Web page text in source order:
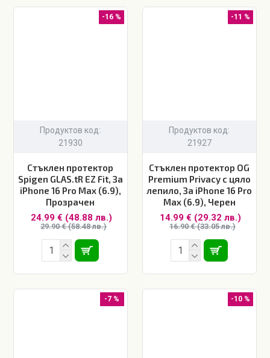
-16 %
Продуктов код:
21930
Стъклен протектор
Spigen GLAS.tR EZ Fit, За
iPhone 16 Pro Max (6.9),
Прозрачен
24.99 € (48.88 лв.)
29.90 € (58.48 лв.)
-11 %
Продуктов код:
21927
Стъклен протектор OG
Premium Privacy с цяло
лепило, За iPhone 16 Pro
Max (6.9), Черен
14.99 € (29.32 лв.)
16.90 € (33.05 лв.)
-7 % -10 %